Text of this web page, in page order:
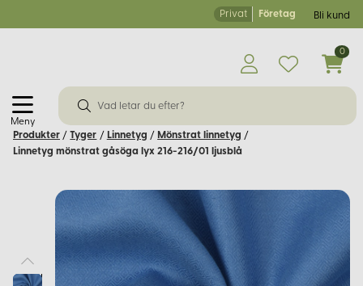
Privat Företag Bli kund
Meny
0
Produkter / Tyger / Linnetyg / Mönstrat linnetyg /
Linnetyg mönstrat gåsöga lyx 216-216/01 ljusblå